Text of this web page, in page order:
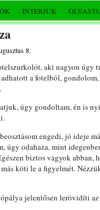
INTERJÚK
8.
aki nagyon úgy
a fotelból,
úgy gondoltam, én is
engedi, jó ideje
úgy odahaza, mint
biztos vagyok abban,
köti le a figyelmét.
jelentősen lerövidíti